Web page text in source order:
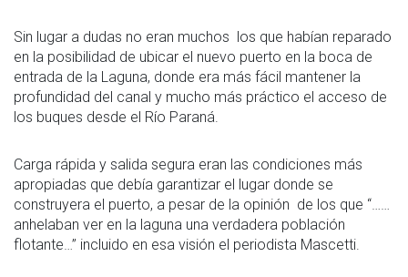
Sin lugar a dudas no eran muchos los que habían reparado
en la posibilidad de ubicar el nuevo puerto en la boca de
entrada de la Laguna, donde era más fácil mantener la
profundidad del canal y mucho más práctico el acceso de
los buques desde el Río Paraná.
Carga rápida y salida segura eran las condiciones más
apropiadas que debía garantizar el lugar donde se
construyera el puerto, a pesar de la opinión de los que “……
anhelaban ver en la laguna una verdadera población
flotante…” incluido en esa visión el periodista Mascetti.